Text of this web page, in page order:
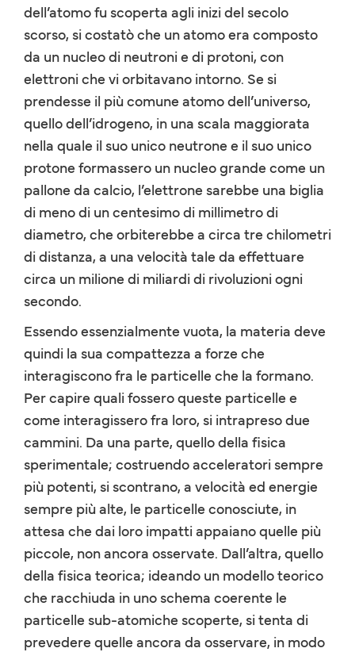
dell’atomo fu scoperta agli inizi del secolo
scorso, si costatò che un atomo era composto
da un nucleo di neutroni e di protoni, con
elettroni che vi orbitavano intorno. Se si
prendesse il più comune atomo dell’universo,
quello dell’idrogeno, in una scala maggiorata
nella quale il suo unico neutrone e il suo unico
protone formassero un nucleo grande come un
pallone da calcio, l’elettrone sarebbe una biglia
di meno di un centesimo di millimetro di
diametro, che orbiterebbe a circa tre chilometri
di distanza, a una velocità tale da effettuare
circa un milione di miliardi di rivoluzioni ogni
secondo.
Essendo essenzialmente vuota, la materia deve
quindi la sua compattezza a forze che
interagiscono fra le particelle che la formano.
Per capire quali fossero queste particelle e
come interagissero fra loro, si intrapreso due
cammini. Da una parte, quello della fisica
sperimentale; costruendo acceleratori sempre
più potenti, si scontrano, a velocità ed energie
sempre più alte, le particelle conosciute, in
attesa che dai loro impatti appaiano quelle più
piccole, non ancora osservate. Dall’altra, quello
della fisica teorica; ideando un modello teorico
che racchiuda in uno schema coerente le
particelle sub-atomiche scoperte, si tenta di
prevedere quelle ancora da osservare, in modo